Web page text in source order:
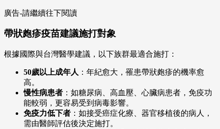
廣告-請繼續往下閱讀
帶狀皰疹疫苗建議施打對象
根據國際與台灣醫學建議，以下族群最適合施打：
50歲以上成年人 ：年紀愈大，罹患帶狀皰疹的機率愈
高。
慢性病患者 ：如糖尿病、高血壓、心臟病患者，免疫功
能較弱，更容易受到病毒影響。
免疫力低下者 ：如接受癌症化療、器官移植後的病人，
需由醫師評估後決定施打。